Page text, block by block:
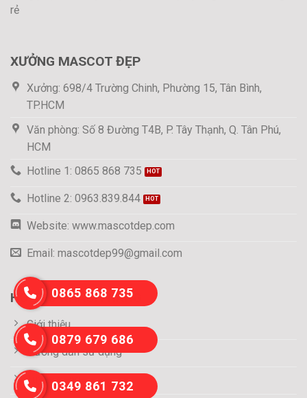
rẻ
XƯỞNG MASCOT ĐẸP
Xưởng: 698/4 Trường Chinh, Phường 15, Tân Bình,
TP.HCM
Văn phòng: Số 8 Đường T4B, P. Tây Thạnh, Q. Tân Phú,
HCM
Hotline 1: 0865 868 735
Hotline 2: 0963.839.844
Website: www.mascotdep.com
Email: mascotdep99@gmail.com
HỖ TRỢ KHÁCH HÀNG
Giới thiệu
Hướng dẫn sử dụng
Tuyển dụng
0865 868 735
0879 679 686
0349 861 732